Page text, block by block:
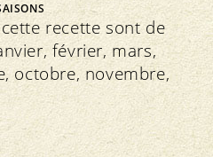
recette sont de
février, mars,
octobre, novembre,